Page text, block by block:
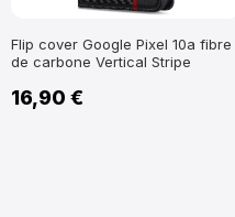
Flip cover Google Pixel 10a fibre
de carbone Vertical Stripe
16,90 €